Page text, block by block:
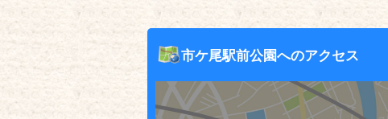
市ケ尾駅前公園へのアクセス